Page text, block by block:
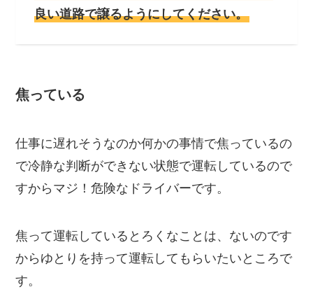
良い道路で譲るようにしてください。
焦っている
仕事に遅れそうなのか何かの事情で焦っているの
で冷静な判断ができない状態で運転しているので
すからマジ！危険なドライバーです。
焦って運転しているとろくなことは、ないのです
からゆとりを持って運転してもらいたいところで
す。